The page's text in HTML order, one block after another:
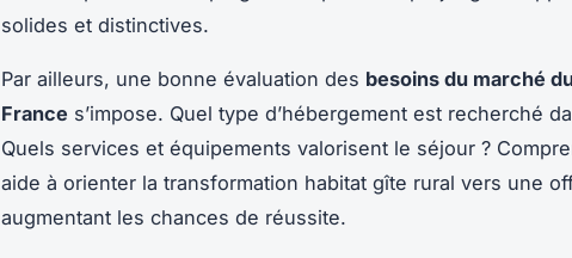
solides et distinctives.
Par ailleurs, une bonne évaluation des besoins du marché
France s’impose. Quel type d’hébergement est recherché
Quels services et équipements valorisent le séjour ?
aide à orienter la transformation habitat gîte rural vers une
augmentant les chances de réussite.